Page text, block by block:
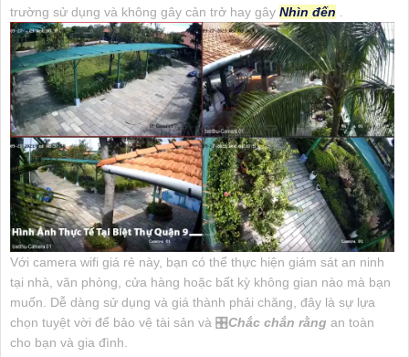
trường sử dụng và không gây cản trở hay gây Nhìn đến
Với camera wifi giá rẻ này, bạn có thể thực hiện giám sát an ninh
tại nhà, văn phòng, cửa hàng hoặc bất kỳ không gian nào mà bạn
muốn. Dễ dàng sử dụng và giá thành phải chăng, đây là sự lựa
chọn tuyệt vời để bảo vệ tài sản và 🎛Chắc chắn rằng an toàn
cho bạn và gia đình.